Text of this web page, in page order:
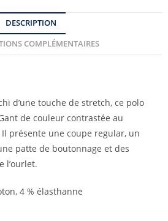
DESCRIPTION
COMPLÉMENTAIRES
d’une touche de stretch, ce polo
de couleur contrastée au
présente une coupe regular, un
patte de boutonnage et des
l’ourlet.
4 % élasthanne